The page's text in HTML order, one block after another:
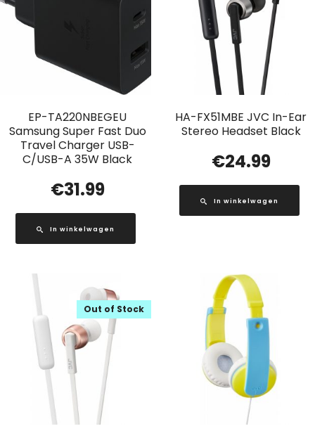
EP-TA220NBEGEU
Samsung Super Fast Duo
Travel Charger USB-
C/USB-A 35W Black
€31.99
In winkelwagen
HA-FX51MBE JVC In-Ear
Stereo Headset Black
€24.99
In winkelwagen
Out of Stock